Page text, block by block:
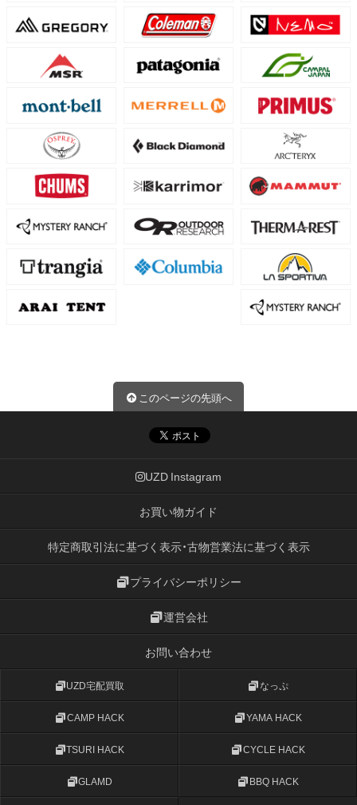
このページの先頭へ
UZD Instagram
お買い物ガイド
特定商取引法に基づく表示・古物営業法に基づく表示
プライバシーポリシー
運営会社
お問い合わせ
UZD宅配買取 なっぷ
CAMP HACK YAMA HACK
TSURI HACK CYCLE HACK
GLAMD BBQ HACK